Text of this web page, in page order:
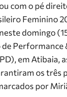
com o pé
Feminino
domingo
Performance
em Atibaia,
os três
por